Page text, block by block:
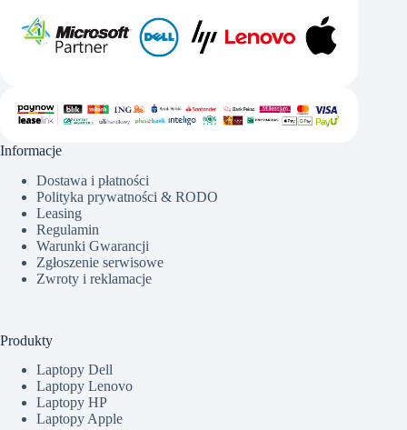
Informacje
Dostawa i płatności
Polityka prywatności & RODO
Leasing
Regulamin
Warunki Gwarancji
Zgłoszenie serwisowe
Zwroty i reklamacje
Produkty
Laptopy Dell
Laptopy Lenovo
Laptopy HP
Laptopy Apple